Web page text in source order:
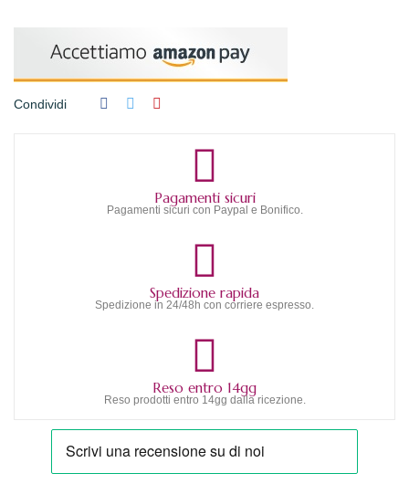
Condividi
Pagamenti sicuri
Pagamenti sicuri con Paypal e Bonifico.
Spedizione rapida
Spedizione in 24/48h con corriere espresso.
Reso entro 14gg
Reso prodotti entro 14gg dalla ricezione.